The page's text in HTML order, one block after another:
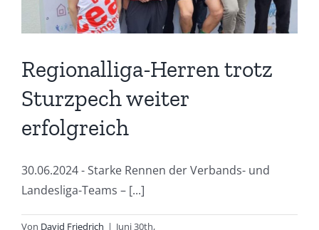
Regionalliga-Herren trotz
Sturzpech weiter
erfolgreich
30.06.2024 - Starke Rennen der Verbands- und
Landesliga-Teams – [...]
Von David Friedrich | Juni 30th,